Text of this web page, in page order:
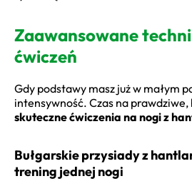
Zaawansowane
ćwiczeń
Gdy podstawy masz już w małym
intensywność. Czas na
skuteczne ćwiczenia na nogi z
Bułgarskie przysiady z
trening jednej nogi